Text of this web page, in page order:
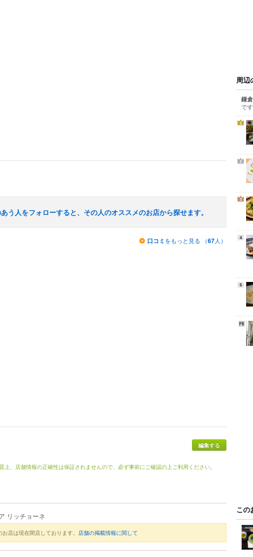
う人をフォローすると、その人のオススメのお店から探せます。
口コミ をもっと見る （67人）
編集する
上、店舗情報の正確性は保証されませんので、必ず事前にご確認の上ご利用ください。
リッチョーネ
お店は現在閉店しております。 店舗の掲載情報に関して
周辺
鎌
です
1
2
3
4
5
この